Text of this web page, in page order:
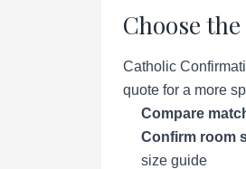
Choose
Catholic
quote for a more
Compare
Confirm room
size guide